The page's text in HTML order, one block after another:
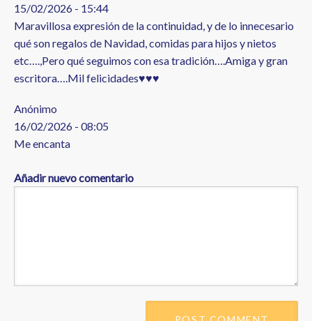
15/02/2026 - 15:44
Maravillosa expresión de la continuidad, y de lo innecesario
qué son regalos de Navidad, comidas para hijos y nietos
etc….,Pero qué seguimos con esa tradición….Amiga y gran
escritora….Mil felicidades♥️♥️♥️
Anónimo
16/02/2026 - 08:05
Me encanta
Añadir nuevo comentario